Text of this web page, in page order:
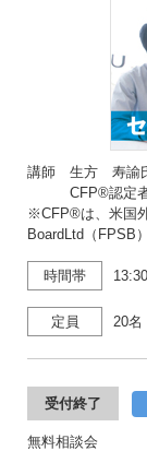
講師 生方 寿諭
CFP®認定者（
※CFP®は、米国
BoardLtd（FPSB
時間帯
定員 20名
受付終了
無料相談会